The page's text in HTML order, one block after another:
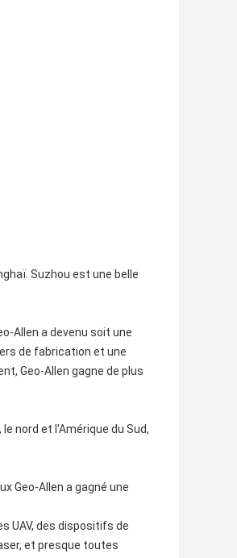
Suzhou est une belle
Allen a devenu soit une
de fabrication et une
Geo-Allen gagne de plus
nord et l'Amérique du Sud,
Geo-Allen a gagné une
UAV, des dispositifs de
et presque toutes